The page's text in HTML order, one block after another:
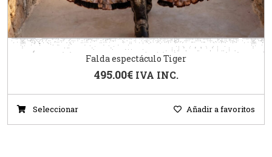
Falda espectáculo Tiger
495.00€ IVA INC.
Seleccionar Añadir a favoritos